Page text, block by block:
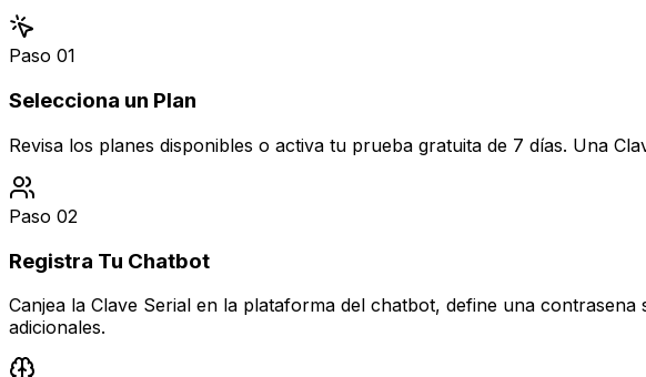
Paso 01
Selecciona un Plan
Revisa los planes disponibles o activa tu prueba gratuita de 7 días. Una
Paso 02
Registra Tu Chatbot
Canjea la Clave Serial en la plataforma del chatbot, define una
adicionales.